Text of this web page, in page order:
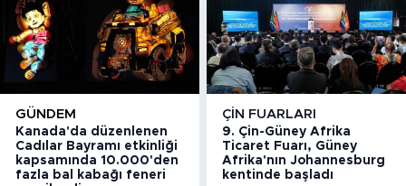
GÜNDEM
Kanada'da düzenlenen
Cadılar Bayramı etkinliği
kapsamında 10.000'den
fazla bal kabağı feneri
ÇIN FUARLARI
9. Çin-Güney Afrika
Ticaret Fuarı, Güney
Afrika'nın Johannesburg
kentinde başladı